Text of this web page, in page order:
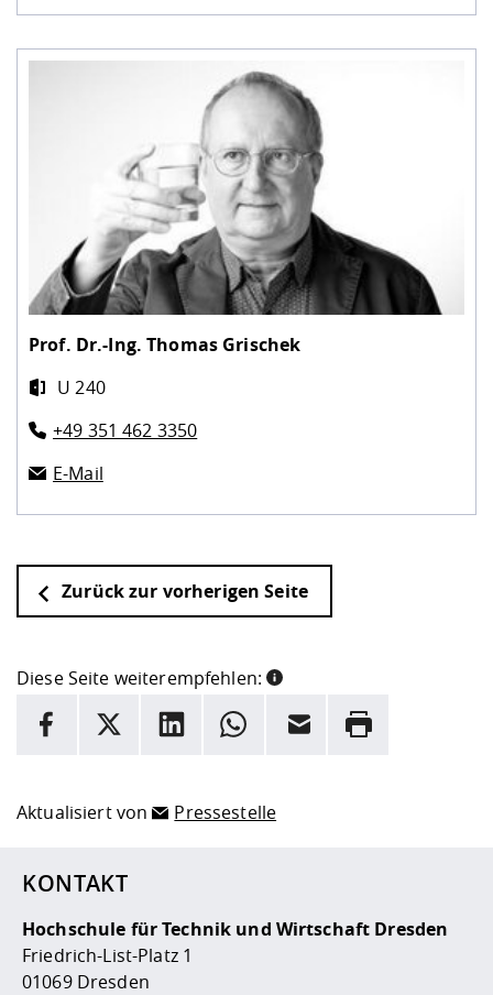
Prof. Dr.-Ing.Thomas Grischek
U 240
+49 351 462 3350
E-Mail
Zurück zur vorherigen Seite
Diese Seite weiterempfehlen:
INFORMATION
Facebook
X LinkedInWhatsappE-Mail Drucken
Aktualisiert von Pressestelle
KONTAKT
Hochschule für Technik und Wirtschaft Dresden
Friedrich-List-Platz 1
01069 Dresden